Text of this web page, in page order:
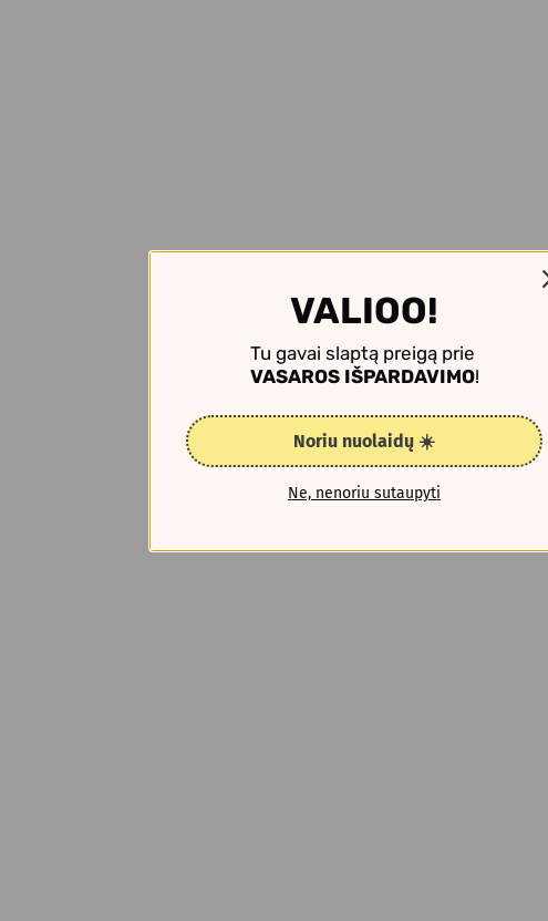
VALIOO!
Tu gavai slaptą preigą prie
VASAROS IŠPARDAVIMO!
Noriu nuolaidų ☀️
Ne, nenoriu sutaupyti